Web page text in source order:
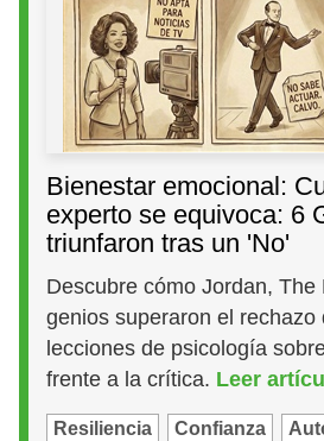
Bienestar emocional:
experto se equivoca: 6
triunfaron tras un 'No'
Descubre cómo Jordan, The
genios superaron el rechazo
lecciones de psicología
frente a la crítica. Leer
Resiliencia Confianza